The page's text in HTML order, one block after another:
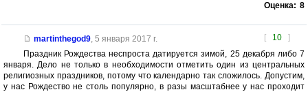
Оценка: 8
[ 10 ]
martinthegod9, 5 января 2017 г.
Праздник Рождества неспроста датируется зимой, 25 декабря либо 7
января. Дело не только в необходимости отметить один из центральных
религиозных праздников, потому что календарно так сложилось. Допустим,
у нас Рождество не столь популярно, в разы масштабнее у нас проходит